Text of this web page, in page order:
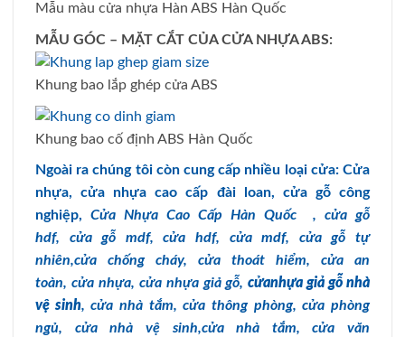
Mẫu màu cửa nhựa Hàn ABS Hàn Quốc
MẪU GÓC – MẶT CẮT CỦA CỬA NHỰA ABS:
Khung bao lắp ghép cửa ABS
Khung bao cố định ABS Hàn Quốc
Ngoài ra chúng tôi còn cung cấp nhiều loại cửa: Cửa
nhựa, cửa nhựa cao cấp đài loan, cửa gỗ công
nghiệp, Cửa Nhựa Cao Cấp Hàn Quốc , cửa gỗ
hdf, cửa gỗ mdf,cửa hdf, cửa mdf, cửa gỗ tự
nhiên,cửa chống cháy, cửa thoát hiểm, cửa an
toàn, cửa nhựa, cửa nhựa giả gỗ,cửanhựa giả gỗ nhà
vệ sinh, cửa nhà tắm,cửa thông phòng,cửa phòng
ngủ, cửa nhà vệ sinh,cửa nhà tắm,cửa văn